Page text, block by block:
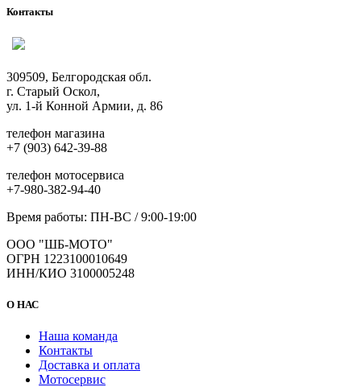
Контакты
309509, Белгородская обл.
г. Старый Оскол,
ул. 1-й Конной Армии, д. 86
телефон магазина
+7 (903) 642-39-88
телефон мотосервиса
+7-980-382-94-40
Время работы: ПН-ВС / 9:00-19:00
ООО "ШБ-МОТО"
ОГРН 1223100010649
ИНН/КИО 3100005248
О НАС
Наша команда
Контакты
Доставка и оплата
Мотосервис